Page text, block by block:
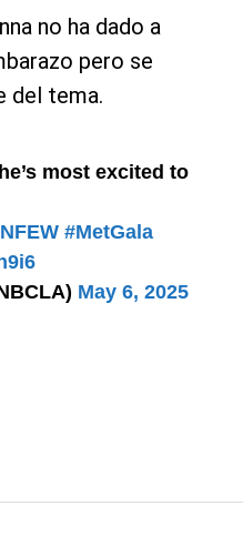
no ha dado a
pero se
del tema.
most excited to
#MetGala
May 6, 2025